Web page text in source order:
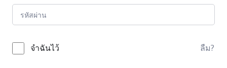
จำฉันไว้ ลืม?